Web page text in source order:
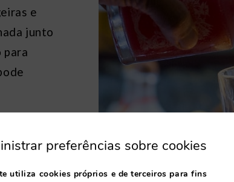
e
junto
para
preferências sobre cookies
utiliza cookies próprios e de terceiros para fins